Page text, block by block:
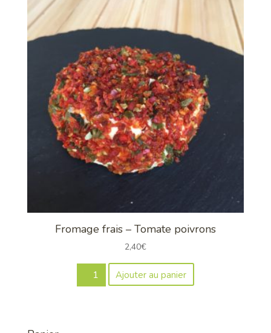
-
Poivre
Fromage frais – Tomate poivrons
2,40€
quantité
de
Ajouter au panier